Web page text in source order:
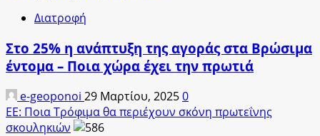
Διατροφή
Στο 25% η ανάπτυξη της αγοράς στα Βρώσιμα
έντομα – Ποια χώρα έχει την πρωτιά
e-geoponoi 29 Μαρτίου, 20250
ΕΕ: Ποια Τρόφιμα θα περιέχουν σκόνη πρωτεΐνης
σκουληκιών